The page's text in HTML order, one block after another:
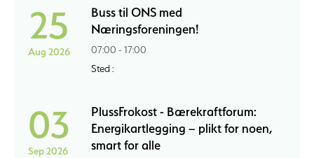
25
Aug 2026
Buss til ONS med
Næringsforeningen!
07:00 - 17:00
Sted :
03
Sep 2026
PlussFrokost - Bærekraftforum:
Energikartlegging – plikt for noen,
smart for alle